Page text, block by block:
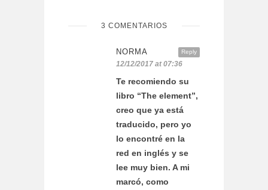
3 COMENTARIOS
Reply
NORMA
12/12/2017 at 07:36
Te recomiendo su
libro “The element”,
creo que ya está
traducido, pero yo
lo encontré en la
red en inglés y se
lee muy bien. A mi
marcó, como